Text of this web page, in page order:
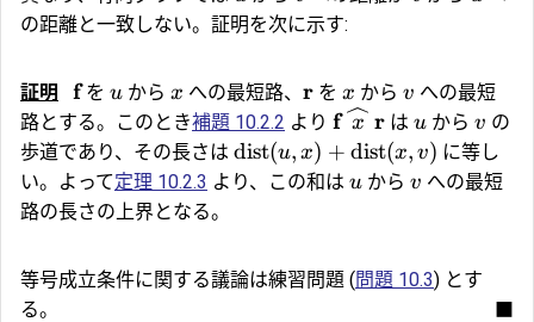
の距離と一致しない。証明を次に示す:
証明 fを u から x への最短路、 r を x から v への最短
路とする。このとき補題 10.2.2 より f lx r は u から v の
歩道であり、その長さは dist(u, x) + dist(x, v) に等し
い。よって定理 10.2.3 より、この和は u から v への最短
路の長さの上界となる。
等号成立条件に関する議論は練習問題 (問題 10.3) とす
る。
■